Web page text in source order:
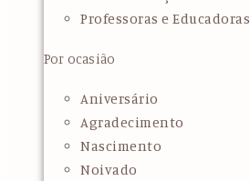
Professoras e Educadoras
Por ocasião
Aniversário
Agradecimento
Nascimento
Noivado